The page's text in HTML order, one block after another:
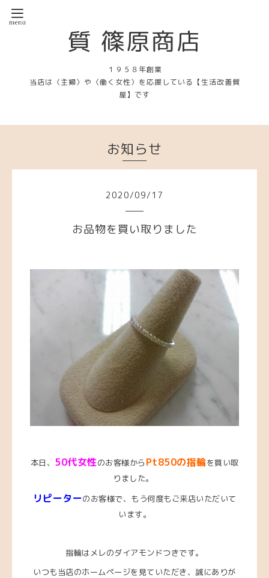
質 篠原商店
１９５８年創業
当店は〈主婦〉や〈働く女性〉を応援している【生活改善質
屋】です
お知らせ
2020/09/ 17
お品物を買い取りました
本日、 50代女性のお客様から Pt850の指輪を買い取
りました。
リピーターのお客様で、もう何度もご来店いただいて
います。
指輪はメレのダイアモンドつきです。
いつも当店のホームページを見ていただき、誠にありが